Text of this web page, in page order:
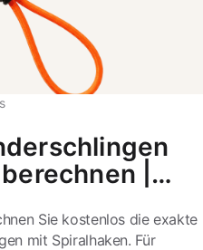
|
Sie kostenlos die exakte
mit Spiralhaken. Für